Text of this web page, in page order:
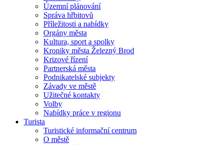
Územní plánování
Správa hřbitovů
Příležitosti a nabídky
Orgány města
Kultura, sport a spolky
Kroniky města Železný Brod
Krizové řízení
Partnerská města
Podnikatelské subjekty
Závady ve městě
Užitečné kontakty
Volby
Nabídky práce v regionu
Turista
Turistické informační centrum
O městě